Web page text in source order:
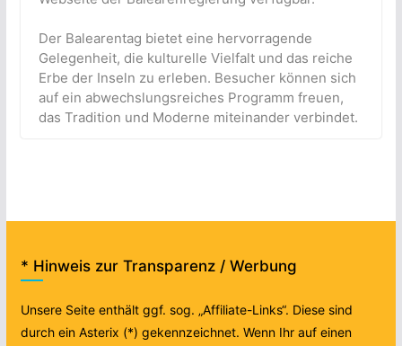
Der Balearentag bietet eine hervorragende
Gelegenheit, die kulturelle Vielfalt und das reiche
Erbe der Inseln zu erleben. Besucher können sich
auf ein abwechslungsreiches Programm freuen,
das Tradition und Moderne miteinander verbindet.
* Hinweis zur Transparenz / Werbung
Unsere Seite enthält ggf. sog. „Affiliate-Links“. Diese sind
durch ein Asterix (*) gekennzeichnet. Wenn Ihr auf einen